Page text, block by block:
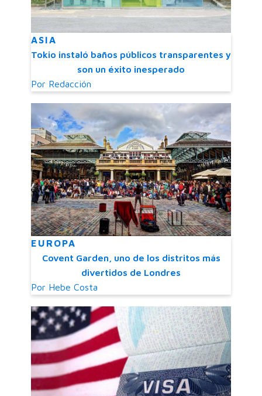
ASIA
Tokio instaló baños públicos transparentes y
son un éxito inesperado
Por Redacción
EUROPA
Covent Garden, uno de los distritos más
divertidos de Londres
Por Hebe Costa